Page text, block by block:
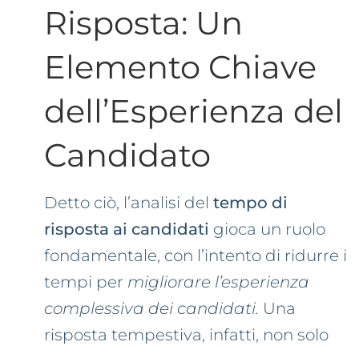
Risposta: Un
Elemento Chiave
dell’Esperienza del
Candidato
Detto ciò, l’analisi del tempo di
risposta ai candidati gioca un ruolo
fondamentale, con l’intento di ridurre i
tempi per migliorare l’esperienza
complessiva dei candidati. Una
risposta tempestiva, infatti, non solo